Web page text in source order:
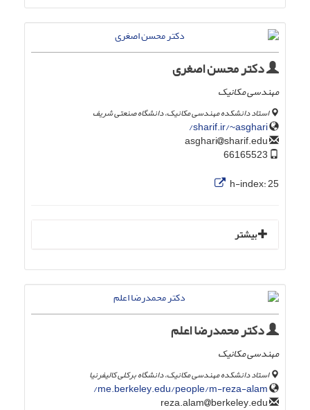
دکتر محسن اصغری
مهندسی مکانیک
استاد دانشکده مهندسی مکانیک، دانشگاه صنعتی شریف
sharif.ir/~asghari/
sharif.edu
h-index:25
بیشتر
دکتر محمدرضا اعلم
مهندسی مکانیک
استاد دانشکده مهندسی مکانیک، دانشگاه برکلی کالیفرنیا
me.berkeley.edu/people/m-reza-alam/
berkeley.edu